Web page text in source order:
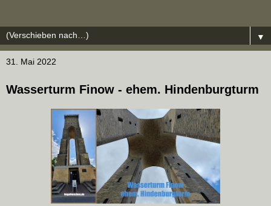
▼
31. Mai 2022
Wasserturm Finow - ehem. Hindenburgturm